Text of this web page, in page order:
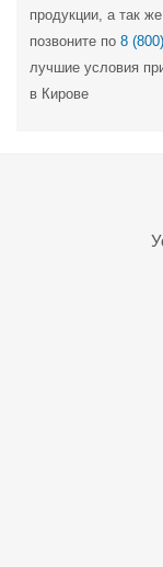
продукции, а так
позвоните по 8
лучшие условия
в Кирове